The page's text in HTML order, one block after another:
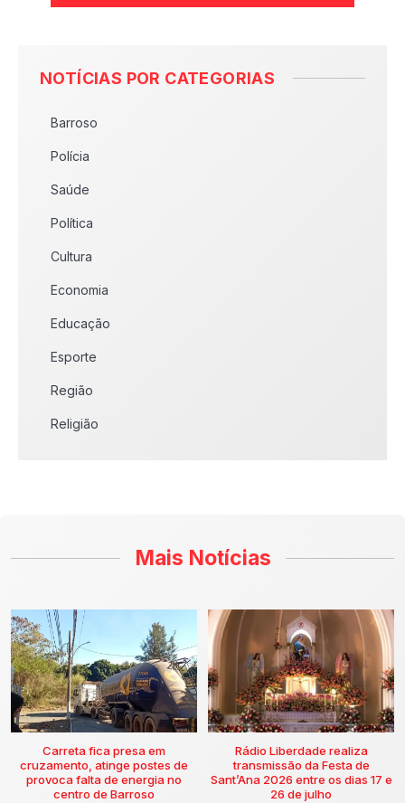
NOTÍCIAS POR CATEGORIAS
Barroso
Polícia
Saúde
Política
Cultura
Economia
Educação
Esporte
Região
Religião
Mais Notícias
Carreta fica presa em
cruzamento, atinge postes de
provoca falta de energia no
centro de Barroso
Rádio Liberdade realiza
transmissão da Festa de
Sant’Ana 2026 entre os dias 17 e
26 de julho